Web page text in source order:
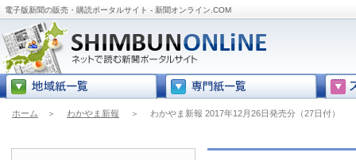
電子版新聞の販売・購読ポータルサイト - 新聞オンライン.COM
ホーム ＞ わかやま新報 ＞ わかやま新報 2017年12月26日発売分（27日付）